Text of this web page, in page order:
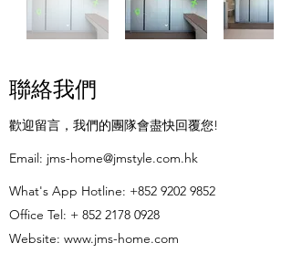
聯絡我們
歡迎留言，我們的團隊會盡快回覆您!
​Email: jms-home@jmstyle.com.hk
What's App Hotline: +852 9202 9852
Office Tel: + 852 2178 0928
Website: www.jms-home.com